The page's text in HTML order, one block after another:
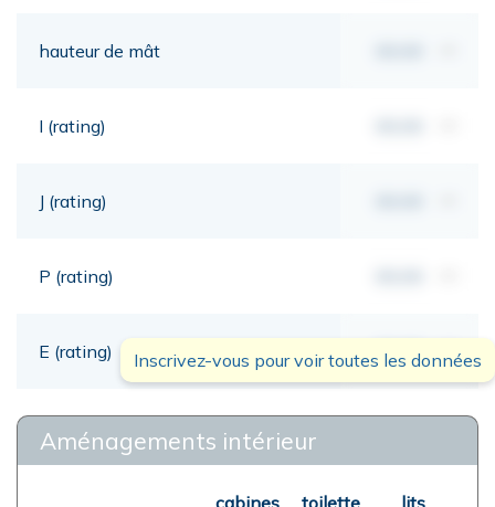
hauteur de mât
I (rating)
J (rating)
P (rating)
E (rating) 00,00
Inscrivez-vous pour voir toutes les données
Aménagements intérieur
cabines toilette lits